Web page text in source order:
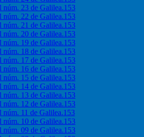
núm. 23 de Galilea.153
núm. 22 de Galilea.153
núm. 21 de Galilea.153
núm. 20 de Galilea.153
núm. 19 de Galilea.153
núm. 18 de Galilea.153
núm. 17 de Galilea.153
núm. 16 de Galilea.153
núm. 15 de Galilea.153
núm. 14 de Galilea.153
núm. 13 de Galilea.153
núm. 12 de Galilea.153
núm. 11 de Galilea.153
núm. 10 de Galilea.153
núm. 09 de Galilea.153